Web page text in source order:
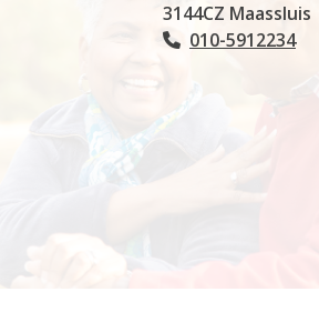
3144CZ Maassluis
Tel:
010-5912234